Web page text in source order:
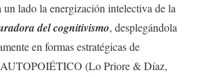
un lado la energización intelectiva de la
del cognitivismo, desplegándola
en formas estratégicas de
(Lo Priore & Díaz,